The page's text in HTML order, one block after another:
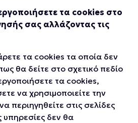
τα cookies στο
σας αλλάζοντας τις
τα cookies τα οποία δεν
θα δείτε στο σχετικό πεδίο
τα cookies,
να χρησιμοποιείτε την
περιηγηθείτε στις σελίδες
υπηρεσίες δεν θα